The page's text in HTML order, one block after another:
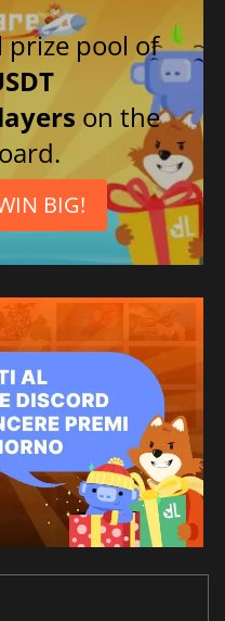
prize pool of
on the
BIG!